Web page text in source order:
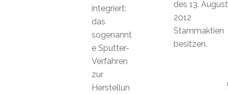
des 13. August
2012
Stammaktien
besitzen.
integriert:
das
sogenannt
e Sputter-
Verfahren
zur
Herstellun